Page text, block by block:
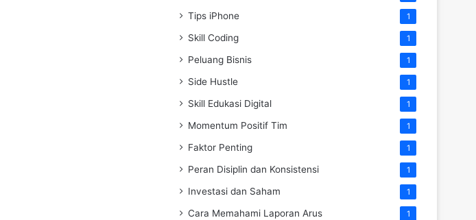
Tips iPhone 1
Skill Coding 1
Peluang Bisnis 1
Side Hustle 1
Skill Edukasi Digital 1
Momentum Positif Tim 1
Faktor Penting 1
Peran Disiplin dan Konsistensi 1
Investasi dan Saham 1
Cara Memahami Laporan Arus 1